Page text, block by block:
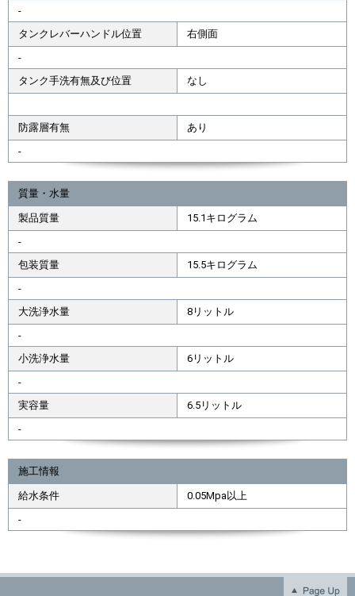
-
タンクレバーハンドル位置
右側面
-
タンク手洗有無及び位置
なし
防露層有無
あり
-
質量・水量
製品質量
15.1キログラム
-
包装質量
15.5キログラム
-
大洗浄水量
8リットル
-
小洗浄水量
6リットル
-
実容量
6.5リットル
-
施工情報
給水条件
0.05Mpa以上
-